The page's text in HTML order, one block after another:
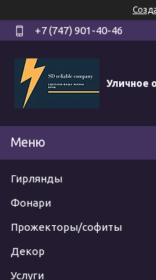
+7 (747) 901-40-46
Уличное
Гирлянды
Фонари
Прожекторы/софиты
Декор
Услуги